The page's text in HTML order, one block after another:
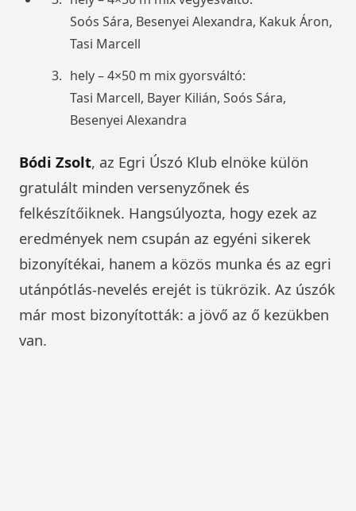
Soós Sára, Besenyei Alexandra, Kakuk Áron,
Tasi Marcell
hely – 4×50 m mix gyorsváltó:
Tasi Marcell, Bayer Kilián, Soós Sára,
Besenyei Alexandra
Bódi Zsolt, az Egri Úszó Klub elnöke külön
gratulált minden versenyzőnek és
felkészítőiknek. Hangsúlyozta, hogy ezek az
eredmények nem csupán az egyéni sikerek
bizonyítékai, hanem a közös munka és az egri
utánpótlás-nevelés erejét is tükrözik. Az úszók
már most bizonyították: a jövő az ő kezükben
van.